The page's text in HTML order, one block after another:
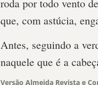
roda por todo vento
que, com astúcia,
Antes, seguindo a
naquele que é a
Versão Almeida Revista e